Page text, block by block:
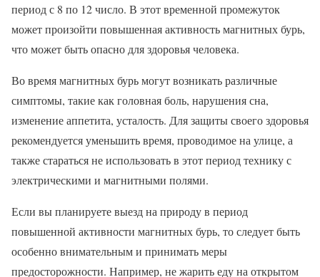
период с 8 по 12 число. В этот временной промежуток
может произойти повышенная активность магнитных бурь,
что может быть опасно для здоровья человека.
Во время магнитных бурь могут возникать различные
симптомы, такие как головная боль, нарушения сна,
изменение аппетита, усталость. Для защиты своего здоровья
рекомендуется уменьшить время, проводимое на улице, а
также стараться не использовать в этот период технику с
электрическими и магнитными полями.
Если вы планируете выезд на природу в период
повышенной активности магнитных бурь, то следует быть
особенно внимательным и принимать меры
предосторожности. Например, не жарить еду на открытом